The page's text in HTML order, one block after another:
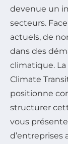
devenue un
secteurs.
actuels, de
dans des
climatique.
Climate
positionne
structurer
vous
d’entreprises